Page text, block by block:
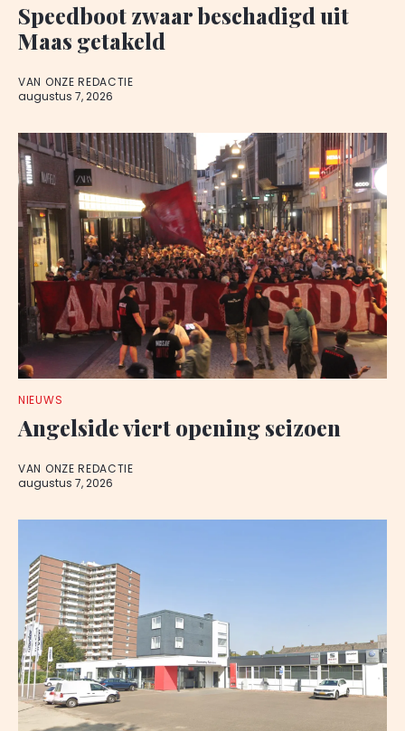
Speedboot zwaar beschadigd uit
Maas getakeld
VAN ONZE REDACTIE
augustus 7, 2026
NIEUWS
Angelside viert opening seizoen
VAN ONZE REDACTIE
augustus 7, 2026